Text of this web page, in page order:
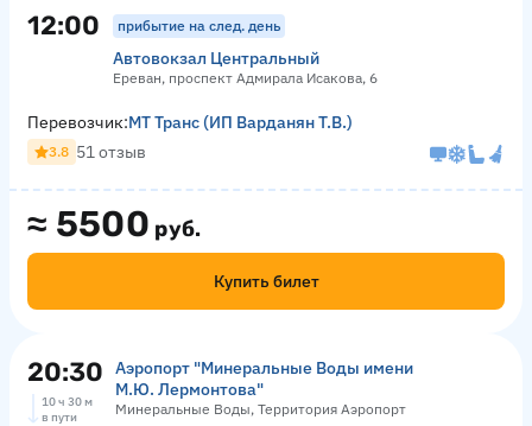
12:00 прибытие на след. день
Автовокзал Центральный
Ереван, проспект Адмирала Исакова, 6
≈ 5500 руб.
Купить билет
Перевозчик:МТ Транс (ИП Варданян Т.В.)
3.8 51 отзыв
20:30
Аэропорт "Минеральные Воды имени
М.Ю. Лермонтова"
Минеральные Воды, Территория Аэропорт
10 ч 30 м
в пути